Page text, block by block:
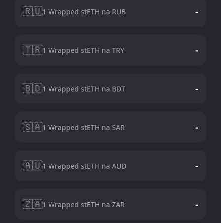
🇷🇺1 Wrapped stETH na RUB -
🇹🇷1 Wrapped stETH na TRY -
🇧🇩1 Wrapped stETH na BDT -
🇸🇦1 Wrapped stETH na SAR -
🇦🇺1 Wrapped stETH na AUD -
🇿🇦1 Wrapped stETH na ZAR -